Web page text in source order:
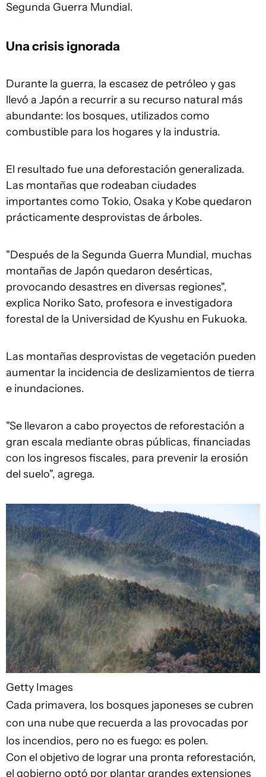
Segunda Guerra Mundial.
Una crisis ignorada
Durante la guerra, la escasez de petróleo y gas
llevó a Japón a recurrir a su recurso natural más
abundante: los bosques, utilizados como
combustible para los hogares y la industria.
El resultado fue una deforestación generalizada.
Las montañas que rodeaban ciudades
importantes como Tokio, Osaka y Kobe quedaron
prácticamente desprovistas de árboles.
"Después de la Segunda Guerra Mundial, muchas
montañas de Japón quedaron desérticas,
provocando desastres en diversas regiones",
explica Noriko Sato, profesora e investigadora
forestal de la Universidad de Kyushu en Fukuoka.
Las montañas desprovistas de vegetación pueden
aumentar la incidencia de deslizamientos de tierra
e inundaciones.
"Se llevaron a cabo proyectos de reforestación a
gran escala mediante obras públicas, financiadas
con los ingresos fiscales, para prevenir la erosión
del suelo", agrega.
Getty Images
Cada primavera, los bosques japoneses se cubren
con una nube que recuerda a las provocadas por
los incendios, pero no es fuego: es polen.
Con el objetivo de lograr una pronta reforestación,
el gobierno optó por plantar grandes extensiones